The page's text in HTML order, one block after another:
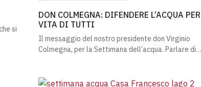
si
DON COLMEGNA: DIFENDERE L’ACQUA
DON COLMEGNA: DIFENDERE L’ACQUA
VITA DI TUTTI
Il messaggio del nostro presidente don Virginio
Colmegna, per la Settimana dell’acqua. Parlare di…